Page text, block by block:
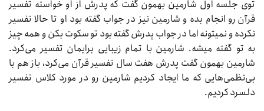
توی جلسه اول شارمین بهمون گفت که پدرش از او خواسته تفسیر
قرآن رو انجام بده و شارمین نیز در جواب گفته بود او تا حالا تفسیر
نکرده و نمیتونه اما در جواب پدرش گفته بود تو سکوت بکن و همه چیز
به تو گفته میشه. شارمین با تمام زیبایی برایمان تفسیر می‌کرد.
شارمین بهمون گفت پدرش هفت سال تفسیر قرآن می‌کرد، باز هم با
بی‌نظمی‌هایی که ما ایجاد کردیم شارمین رو در مورد کلاس تفسیر
دلسرد کردیم.